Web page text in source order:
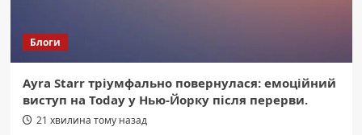
Блоги
Ayra Starr тріумфально повернулася: емоційний
виступ на Today у Нью-Йорку після перерви.
21 хвилина тому назад